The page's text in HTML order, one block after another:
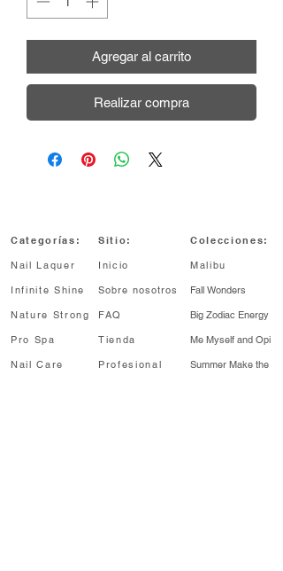
Agregar al carrito
Realizar compra
Categorías:
Nail Laquer
Infinite Shine
Nature Strong
Pro Spa
Nail Care
Sitio:
Inicio
Sobre nosotros
FAQ
Tienda
Profesional
Colecciones:
Malibu
Fall Wonders
Big Zodiac Energy
Me Myself and Opi
Summer Make the